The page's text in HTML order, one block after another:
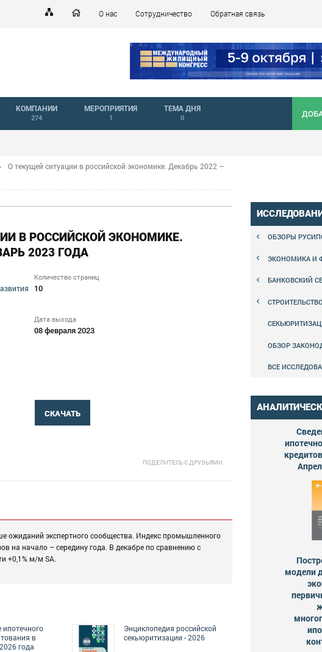
О нас Сотрудничество Обратная связь
КОМПАНИИ
274
МЕРОПРИЯТИЯ
1
ТЕМА ДНЯ
0
О текущей ситуации в российской экономике. Декабрь 2022 –
В РОССИЙСКОЙ ЭКОНОМИКЕ.
2023 ГОДА
Количество страниц
10
Дата выхода
08 февраля 2023
СКАЧАТЬ
ПОДЕЛИТЕСЬ С ДРУЗЬЯМИ
ожиданий экспертного сообщества. Индекс промышленного
на начало – середину года. В декабре по сравнению с
+0,1% м/м SA.
в
года
Энциклопедия российской
секьюритизации - 2026
ОБЗОРЫ
ЭКОНОМИКА И
БАНКОВСКИЙ
ОБЗОР
ВСЕ
модели